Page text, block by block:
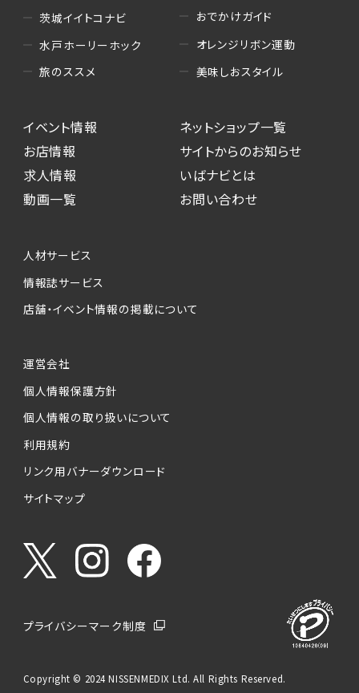
茨城イイトコナビ
水戸ホーリーホック
旅のススメ
おでかけガイド
オレンジリボン運動
美味しおスタイル
イベント情報
お店情報
求人情報
動画一覧
ネットショップ一覧
サイトからのお知らせ
いばナビとは
お問い合わせ
人材サービス
情報誌サービス
店舗・イベント情報の掲載について
運営会社
個人情報保護方針
個人情報の取り扱いについて
利用規約
リンク用バナーダウンロード
サイトマップ
プライバシーマーク制度
Copyright © 2024 NISSENMEDIX Ltd. All Rights Reserved.